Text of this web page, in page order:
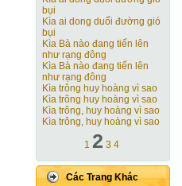
bụi
Kìa ai dong duổi đường gió
bụi
Kìa Bà nào đang tiến lên
như rạng đông
Kìa Bà nào đang tiến lên
như rạng đông
Kìa trông huy hoàng vì sao
Kìa trông huy hoàng vì sao
Kìa trông, huy hoàng vì sao
Kìa trông, huy hoàng vì sao
1 2 3 4
Các Trang Khác